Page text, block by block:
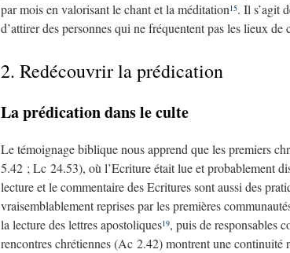
par mois en valorisant le chant et la méditation15. Il s’agit
d’attirer des personnes qui ne fréquentent pas les lieux de
2. Redécouvrir la prédication
La prédication dans le culte
Le témoignage biblique nous apprend que les premiers
5.42 ; Lc 24.53), où l’Ecriture était lue et probablement
lecture et le commentaire des Ecritures sont aussi des
vraisemblablement reprises par les premières
la lecture des lettres apostoliques19, puis de responsables
rencontres chrétiennes (Ac 2.42) montrent une continuité